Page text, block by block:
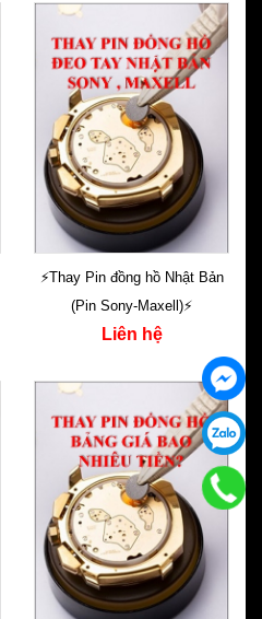
⚡️Thay Pin đồng hồ Nhật Bản
(Pin Sony-Maxell)⚡️
Liên hệ